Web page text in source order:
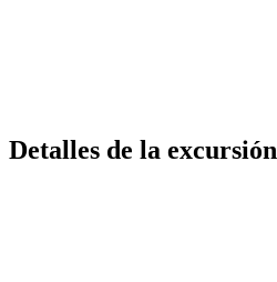
Detalles de la excursión